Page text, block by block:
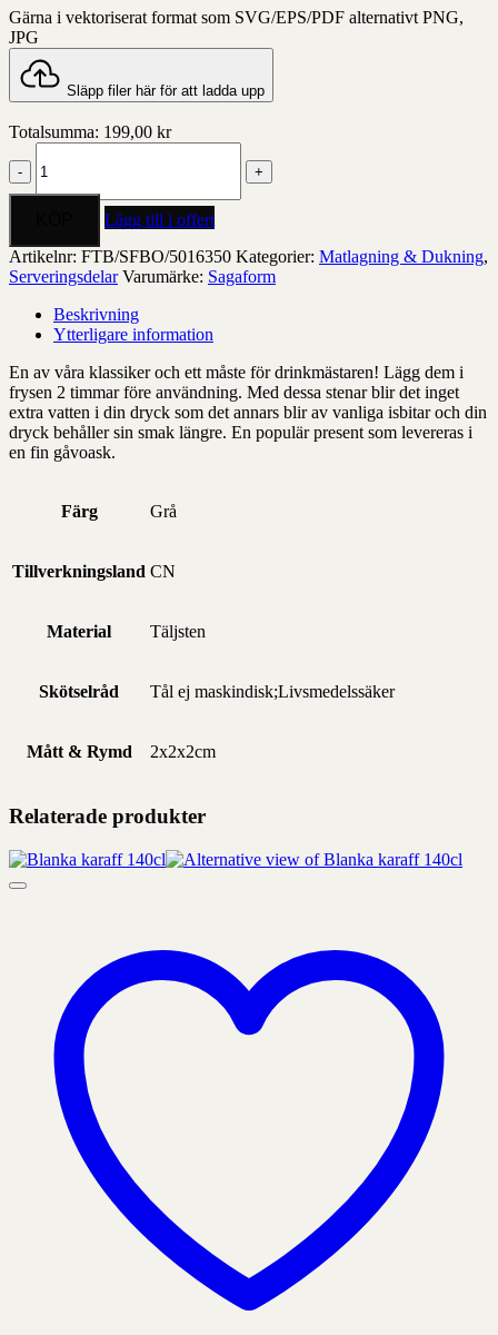
Gärna i vektoriserat format som SVG/EPS/PDF alternativt PNG,
JPG
Släpp filer här för att ladda upp
Totalsumma: 199,00 kr
9-
pack
Lägg till i offert
Artikelnr: FTB/SFBO/5016350 Kategorier: Matlagning & Dukning,
Serveringsdelar Varumärke: Sagaform
Beskrivning
Ytterligare information
En av våra klassiker och ett måste för drinkmästaren! Lägg dem i
frysen 2 timmar före användning. Med dessa stenar blir det inget
extra vatten i din dryck som det annars blir av vanliga isbitar och din
dryck behåller sin smak längre. En populär present som levereras i
en fin gåvoask.
Färg Grå
Tillverkningsland CN
Material Täljsten
Skötselråd Tål ej maskindisk;Livsmedelssäker
Mått & Rymd 2x2x2cm
Relaterade produkter